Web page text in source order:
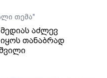
თემა"
აძლევ
იყოს თანაბრად